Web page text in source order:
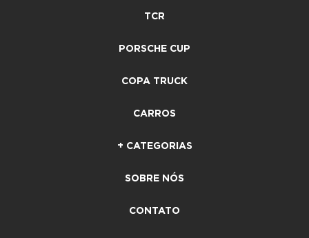
TCR
PORSCHE CUP
COPA TRUCK
CARROS
+ CATEGORIAS
SOBRE NÓS
CONTATO